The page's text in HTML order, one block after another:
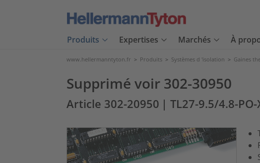
Produits Expertises Marchés À
www.hellermanntyton.fr > Produits > Systèmes d 'isolation > Gaines
Supprimé voir 302-30950
Article 302-20950 | TL27-9.5/4.8-PO-